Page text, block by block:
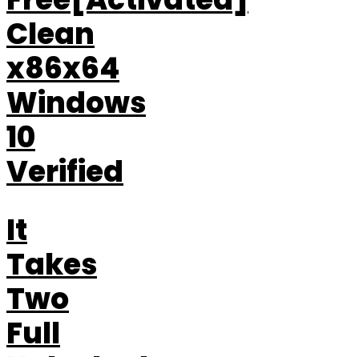
Clean
x86x64
Windows
10
Verified
It
Takes
Two
Full